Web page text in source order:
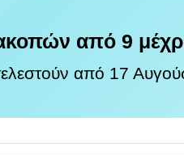
από 9
από 17